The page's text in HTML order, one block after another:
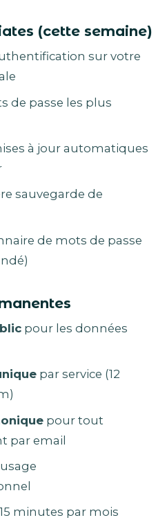
(cette semaine)
sur votre
de passe les plus
à jour automatiques
sauvegarde de
de mots de passe
pour les données
par service (12
pour tout
par email
minutes par mois